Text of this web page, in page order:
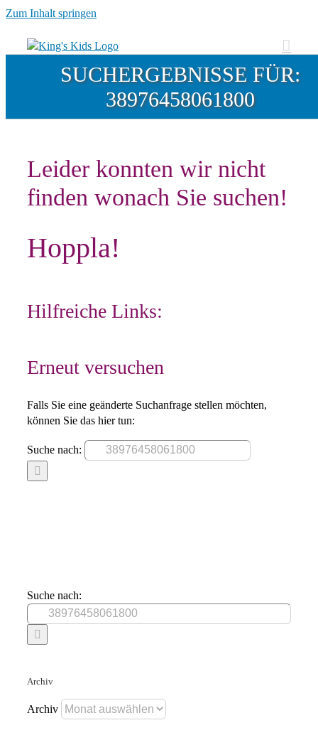
Zum Inhalt springen
SUCHERGEBNISSE FÜR:
38976458061800
Leider konnten wir nicht
finden wonach Sie suchen!
Hoppla!
Hilfreiche Links:
Erneut versuchen
Falls Sie eine geänderte Suchanfrage stellen möchten,
können Sie das hier tun:
Suche nach:
Suche nach:
Archiv
Archiv